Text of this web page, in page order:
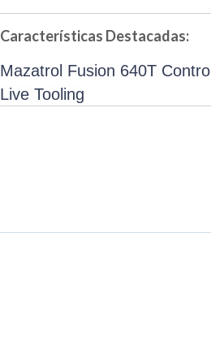
Características Destacadas:
Mazatrol Fusion 640T Control
Live Tooling